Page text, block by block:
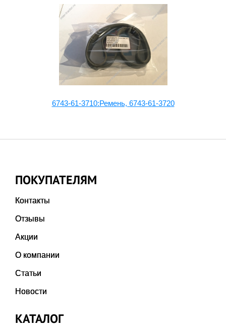
6743-61-3710:Ремень, 6743-61-3720
ПОКУПАТЕЛЯМ
Контакты
Отзывы
Акции
О компании
Статьи
Новости
КАТАЛОГ